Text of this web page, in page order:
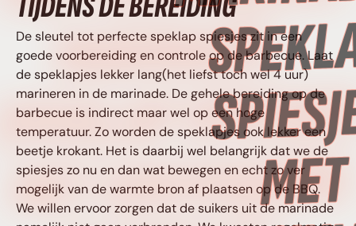
MARINADE •
MET GOCHUJANG
De sleutel tot perfecte speklap spiesjes zit in een
goede voorbereiding en controle op de barbecue. Laat
de speklapjes lekker lang(het liefst toch wel 4 uur)
marineren in de marinade. De gehele bereiding op de
barbecue is indirect maar wel op een hoge
temperatuur. Zo worden de speklapjes ook lekker een
beetje krokant. Het is daarbij wel belangrijk dat we de
spiesjes zo nu en dan wat bewegen en echt zo ver
mogelijk van de warmte bron af plaatsen op de BBQ.
We willen ervoor zorgen dat de suikers uit de marinade